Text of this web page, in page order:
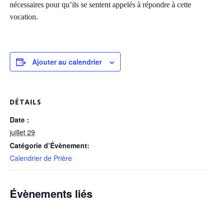
nécessaires pour qu’ils se sentent appelés à répondre à cette
vocation.
Ajouter au calendrier
DÉTAILS
Date :
juillet 29
Catégorie d’Évènement:
Calendrier de Prière
Évènements liés